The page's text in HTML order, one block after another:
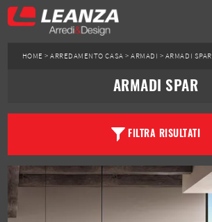
HOME >ARREDAMENTO CASA >ARMADI > ARMADI SPAR
ARMADI SPAR
FILTRA RISULTATI